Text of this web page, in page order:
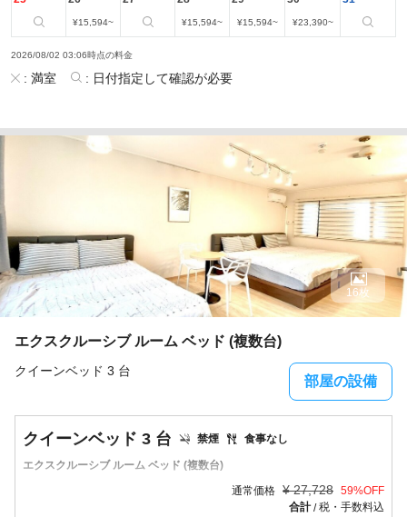
¥15,594~ ¥15,594~ ¥15,594~ ¥23,390~
2026/08/02 03:06時点の料金
: 満室 : 日付指定して確認が必要
エクスクルーシブ ルーム ベッド (複数台)
クイーンベッド 3 台
部屋の設備
16枚
エクスクルーシブ ルーム ベッド (複数台)
禁煙 食事なし
クイーンベッド 3 台
通常価格 ¥ 27,728 59%OFF
合計/税・手数料込